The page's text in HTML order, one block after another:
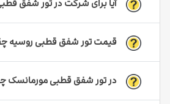
آیا برای شرکت در تور شفق قطبی
قیمت تور شفق قطبی روسیه
در تور شفق قطبی مورمانسک